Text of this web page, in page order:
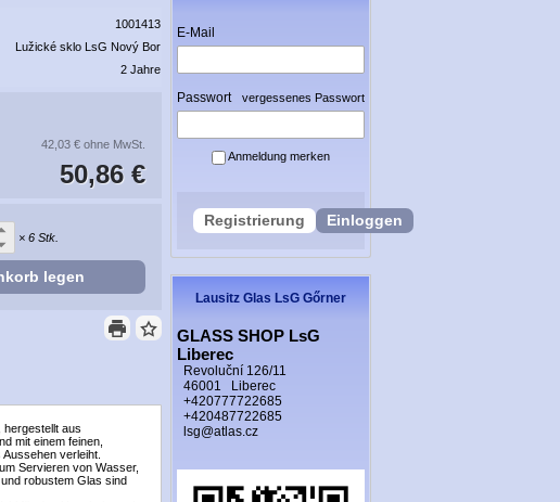
E-Mail
Passwort vergessenes Passwort
Anmeldung merken
Registrierung Einloggen
Lausitz Glas LsG Gőrner
GLASS SHOP LsG
Liberec
Revoluční 126/11
46001 Liberec
+420777722685
+420487722685
lsg@atlas.cz
1001413
Lužické sklo LsG Nový Bor
2 Jahre
42,03 € ohne MwSt.
50,86 €
× 6 Stk.
legen
aus
mit einem feinen,
verleiht.
Servieren von Wasser,
robustem Glas sind